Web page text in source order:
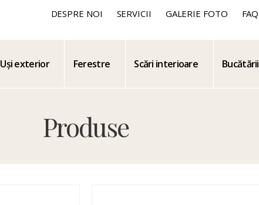
DESPRE NOI SERVICII GALERIE FOTO FAQ
Uși exterior Ferestre Scări interioare Bucătării
Produse